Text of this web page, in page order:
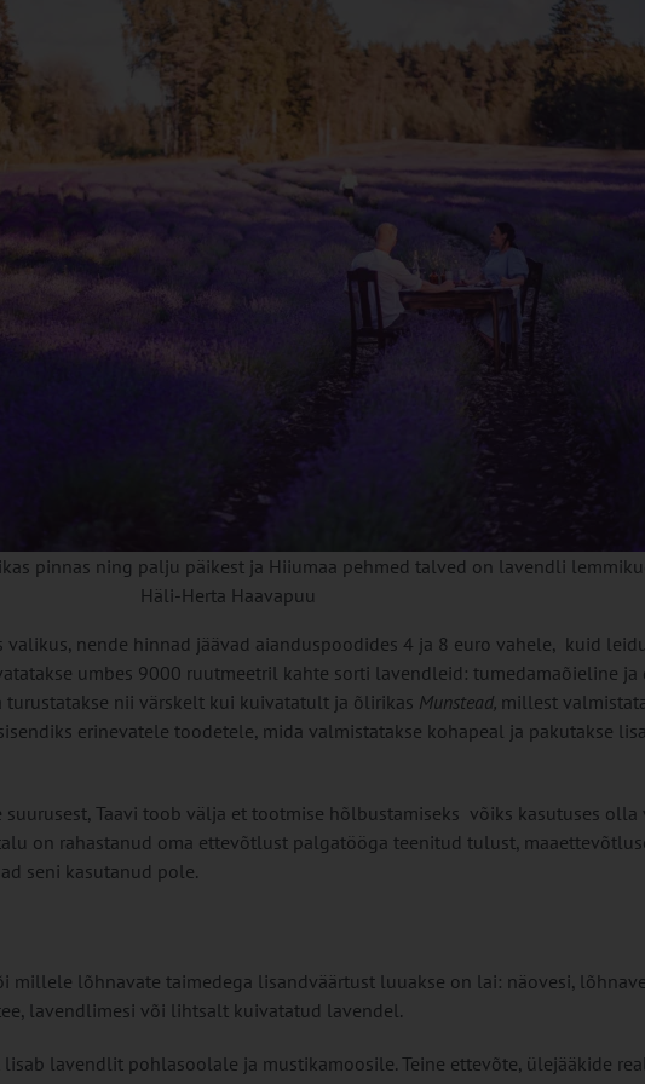
pinnas ning palju päikest ja Hiiumaa pehmed talved on lavendli
Häli-Herta Haavapuu
valikus, nende hinnad jäävad aianduspoodides 4 ja 8 euro vahele, kuid
umbes 9000 ruutmeetril kahte sorti lavendleid: tumedamaõieline ja
turustatakse nii värskelt kui kuivatatult ja õlirikas Munstead, millest
erinevatele toodetele, mida valmistatakse kohapeal ja pakutakse
Taavi toob välja et tootmise hõlbustamiseks võiks kasutuses olla
on rahastanud oma ettevõtlust palgatööga teenitud tulust,
seni kasutanud pole.
millele lõhnavate taimedega lisandväärtust luuakse on lai: näovesi,
lavendlimesi või lihtsalt kuivatatud lavendel.
lisab lavendlit pohlasoolale ja mustikamoosile. Teine ettevõte, ülejääkide